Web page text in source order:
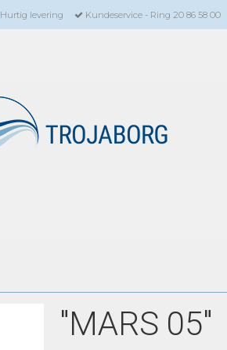
Hurtig levering Kundeservice - Ring 20 86 58 00
"MARS 05"